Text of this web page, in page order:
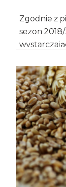
Zgodnie z
sezon